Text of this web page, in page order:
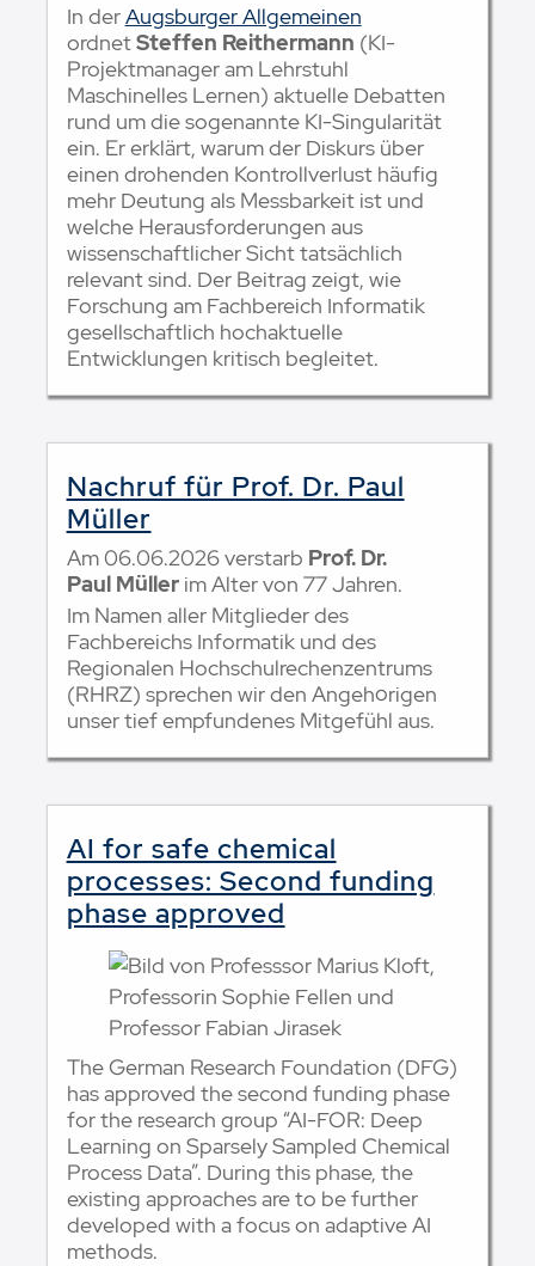
In derAugsburger Allgemeinen
ordnetSteffen Reithermann (KI-
Projektmanager am Lehrstuhl
Maschinelles Lernen) aktuelle Debatten
rund um die sogenannte KI-Singularität
ein. Er erklärt, warum der Diskurs über
einen drohenden Kontrollverlust häufig
mehr Deutung als Messbarkeit ist und
welche Herausforderungen aus
wissenschaftlicher Sicht tatsächlich
relevant sind. Der Beitrag zeigt, wie
Forschung am Fachbereich Informatik
gesellschaftlich hochaktuelle
Entwicklungen kritisch begleitet.
Nachruf für Prof. Dr. Paul
Müller
Am 06.06.2026 verstarb Prof. Dr.
Paul Müllerim Alter von 77 Jahren.
Im Namen aller Mitglieder des
Fachbereichs Informatik und des
Regionalen Hochschulrechenzentrums
(RHRZ) sprechen wir den Angehörigen
unser tief empfundenes Mitgefühl aus.
AI for safe chemical
processes: Second funding
phase approved
The German Research Foundation (DFG)
has approved the second funding phase
for the research group “AI-FOR: Deep
Learning on Sparsely Sampled Chemical
Process Data”. During this phase, the
existing approaches are to be further
developed with a focus on adaptive AI
methods.